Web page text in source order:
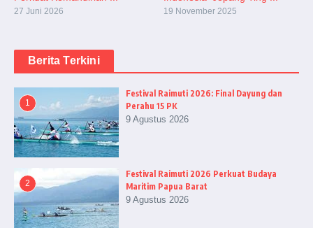
27 Juni 2026 19 November 2025
Berita Terkini
1
Festival Raimuti 2026: Final Dayung dan
Perahu 15 PK
9 Agustus 2026
2
Festival Raimuti 2026 Perkuat Budaya
Maritim Papua Barat
9 Agustus 2026